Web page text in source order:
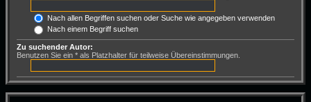
Nach allen Begriffen suchen oder Suche wie angegeben verwenden
Nach einem Begriff suchen
Zu suchender Autor:
Benutzen Sie ein * als Platzhalter für teilweise Übereinstimmungen.